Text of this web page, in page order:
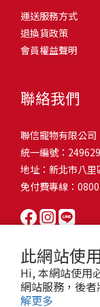
此網站使
Hi, 本網站使用
網站服務，後
解更多
和獨立能力。 幼犬
練？A: 訓練可從幼
化黃金期，每次訓
屬啃咬玩具作替代
尿尿？A: 建立固定
密切監督。意外發
一直吠叫怎麼辦？
「安靜」指令，停
向獎勵比懲罰更有
狗狗怎麼辦？A: 循
正面經驗後給予獎
慮要如何處理？A:
調。提供能分散注
熱，水分流失快，
換季時沒有適當調
天注意保暖，提供
像是開冷氣又突然
時，記得關心貓咪
有血絲、異味特別
蟲、球蟲）或腸胃
下來甚至可能造成
月一次，成貓每
嘔吐、食慾下降，
天，或糞便異常，
壓力影響腸胃壓
張、焦慮、驚嚇（
尤其是個性敏感的
就先「罷工」。減
活中輕鬆改善看到
透過一些簡單的日
毛、洗澡到增加互
行動吧！ 預防貓
啦！勤勞梳毛是最
髮打結和皮膚問題
2-3天梳一次。挑選
或專用脫毛梳，依
不僅能增加你們的
貓掉毛方法2：定期
其實不完全正確哦
澡頻率不宜過高，
而會造成皮膚乾燥
完全吹乾，避免濕
的紙箱。建議一開
使用狀況，再考慮
$500貓跳台$1,500
咪是非常需要安全
花費3：貓跳台貓咪
放高度適合的貓跳
咪對於環境的安全
用品，可選擇合適
想，需要準備一個
時，外出籠就非常
緊急情況時，貓咪
費用大約落在 $
運送服務方式
退換貨政策
會員權益聲明
聯絡我們
聯信寵物有限公司
統一編號：
地址：新北市八
免付費專線：